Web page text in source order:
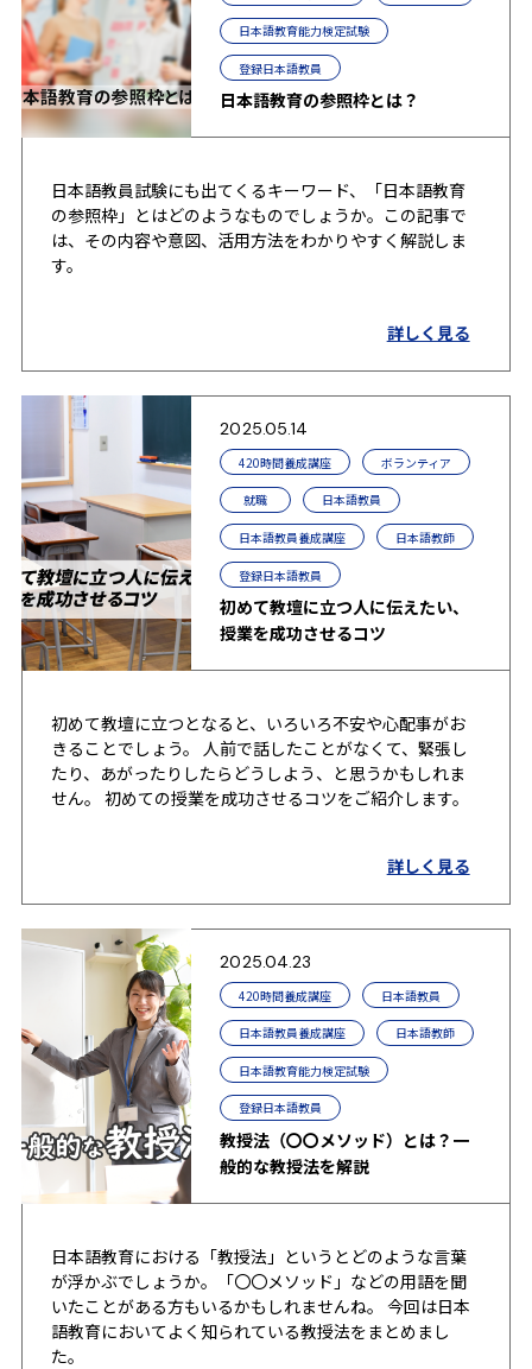
日本語教育能力検定試験
登録日本語教員
日本語教育の参照枠とは？
日本語教員試験にも出てくるキーワード、「日本語教育
の参照枠」とはどのようなものでしょうか。この記事で
は、その内容や意図、活用方法をわかりやすく解説しま
す。
詳しく見る
2025.05.14
420時間養成講座 ボランティア
就職 日本語教員
日本語教員養成講座 日本語教師
登録日本語教員
初めて教壇に立つ人に伝えたい、
授業を成功させるコツ
初めて教壇に立つとなると、いろいろ不安や心配事がお
きることでしょう。 人前で話したことがなくて、緊張し
たり、あがったりしたらどうしよう、と思うかもしれま
せん。 初めての授業を成功させるコツをご紹介します。
詳しく見る
2025.04.23
420時間養成講座 日本語教員
日本語教員養成講座 日本語教師
日本語教育能力検定試験
登録日本語教員
教授法（〇〇メソッド）とは？一
般的な教授法を解説
日本語教育における「教授法」というとどのような言葉
が浮かぶでしょうか。「〇〇メソッド」などの用語を聞
いたことがある方もいるかもしれませんね。 今回は日本
語教育においてよく知られている教授法をまとめまし
た。